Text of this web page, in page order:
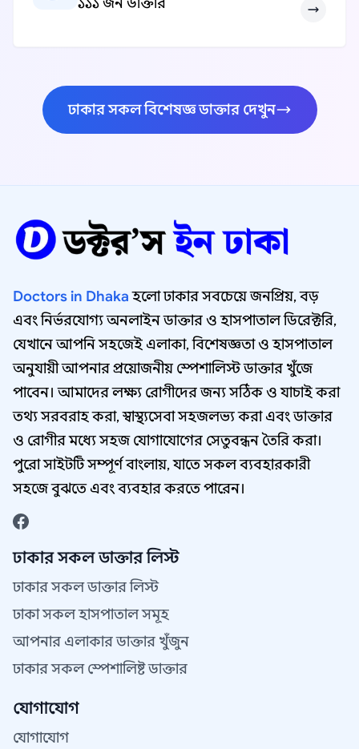
ঢাকার সকল বিশেষজ্ঞ ডাক্তার দেখুন
Doctors in Dhakaহলো ঢাকার সবচেয়ে জনপ্রিয়, বড়
এবং নির্ভরযোগ্য অনলাইন ডাক্তার ও হাসপাতাল ডিরেক্টরি,
যেখানে আপনি সহজেই এলাকা, বিশেষজ্ঞতা ও হাসপাতাল
অনুযায়ী আপনার প্রয়োজনীয় স্পেশালিস্ট ডাক্তার খুঁজে
পাবেন। আমাদের লক্ষ্য রোগীদের জন্য সঠিক ও যাচাই করা
তথ্য সরবরাহ করা, স্বাস্থ্যসেবা সহজলভ্য করা এবং ডাক্তার
ও রোগীর মধ্যে সহজ যোগাযোগের সেতুবন্ধন তৈরি করা।
পুরো সাইটটি সম্পূর্ণ বাংলায়, যাতে সকল ব্যবহারকারী
সহজে বুঝতে এবং ব্যবহার করতে পারেন।
ঢাকার সকল ডাক্তার লিস্ট
ঢাকার সকল ডাক্তার লিস্ট
ঢাকা সকল হাসপাতাল সমূহ
আপনার এলাকার ডাক্তার খুঁজুন
ঢাকার সকল স্পেশালিষ্ট ডাক্তার
যোগাযোগ
যোগাযোগ